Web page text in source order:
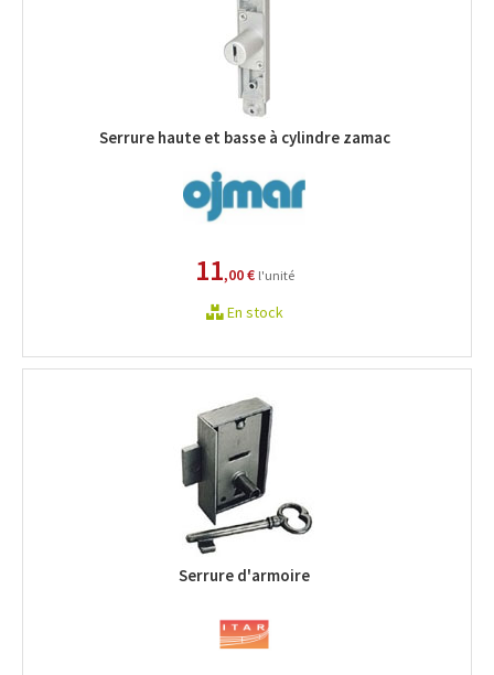
Serrure haute et basse à cylindre zamac
11,00 € l'unité
En stock
Serrure d'armoire